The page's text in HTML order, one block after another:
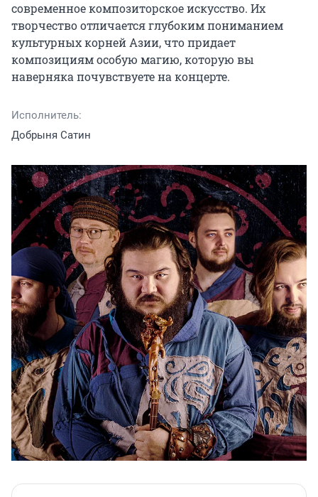
современное композиторское искусство. Их
творчество отличается глубоким пониманием
культурных корней Азии, что придает
композициям особую магию, которую вы
наверняка почувствуете на концерте.
Исполнитель:
Добрыня Сатин